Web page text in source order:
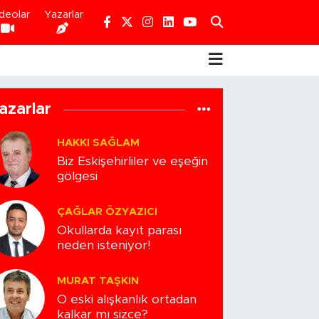
Yazarlar
HAKKI SAĞLAM
Biz Eskişehirliler ve eşeğin
gölgesi
ÇAĞLAR ÖZYAZICI
Okullarda kayıt parası
neden isteniyor!
MURAT TAŞKIN
O eski alışkanlık ortadan
kalkar mı sizce?